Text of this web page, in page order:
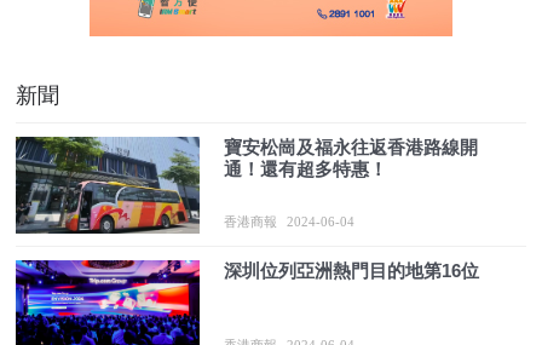
新聞
寶安松崗及福永往返香港路線開
通！還有超多特惠！
香港商報 2024-06-04
深圳位列亞洲熱門目的地第16位